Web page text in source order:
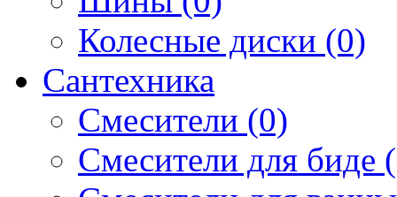
Колесные диски (0)
Сантехника
Смесители (0)
Смесители для биде